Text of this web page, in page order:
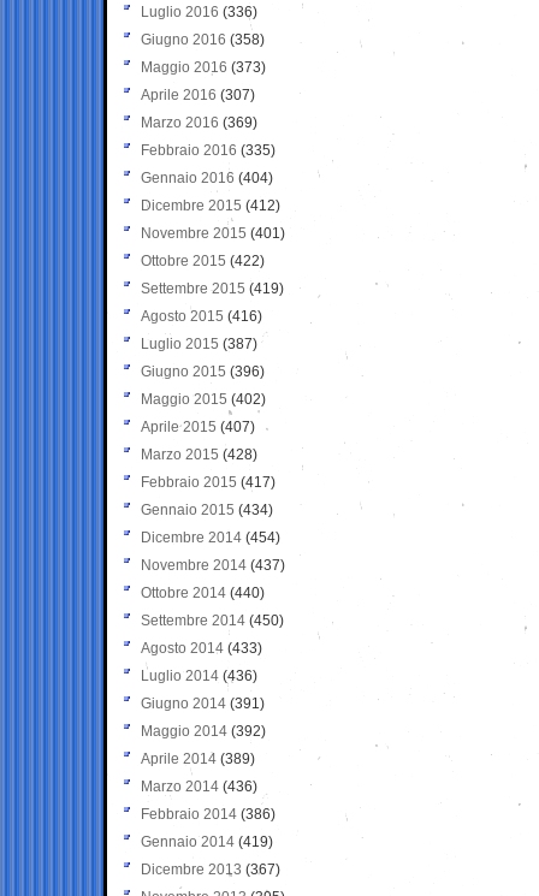
Luglio 2016 (336)
Giugno 2016 (358)
Maggio 2016 (373)
Aprile 2016 (307)
Marzo 2016 (369)
Febbraio 2016 (335)
Gennaio 2016 (404)
Dicembre 2015 (412)
Novembre 2015 (401)
Ottobre 2015 (422)
Settembre 2015 (419)
Agosto 2015 (416)
Luglio 2015 (387)
Giugno 2015 (396)
Maggio 2015 (402)
Aprile 2015 (407)
Marzo 2015 (428)
Febbraio 2015 (417)
Gennaio 2015 (434)
Dicembre 2014 (454)
Novembre 2014 (437)
Ottobre 2014 (440)
Settembre 2014 (450)
Agosto 2014 (433)
Luglio 2014 (436)
Giugno 2014 (391)
Maggio 2014 (392)
Aprile 2014 (389)
Marzo 2014 (436)
Febbraio 2014 (386)
Gennaio 2014 (419)
Dicembre 2013 (367)